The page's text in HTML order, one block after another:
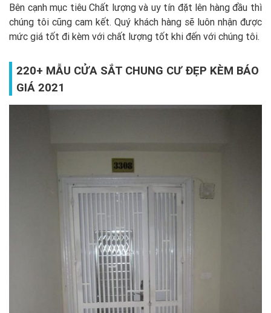
Bên cạnh mục tiêu Chất lượng và uy tín đặt lên hàng đầu thì
chúng tôi cũng cam kết. Quý khách hàng sẽ luôn nhận được
mức giá tốt đi kèm với chất lượng tốt khi đến với chúng tôi.
220+ MẪU CỬA SẮT CHUNG CƯ ĐẸP KÈM BÁO
GIÁ 2021